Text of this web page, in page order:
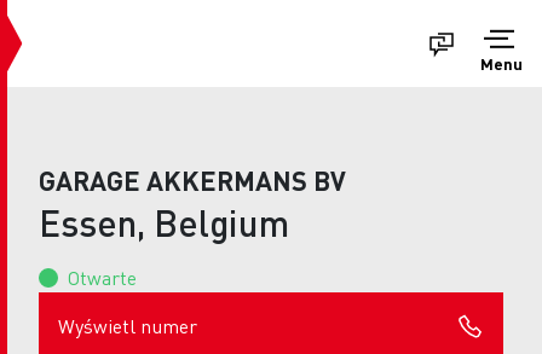
Menu
GARAGE AKKERMANS BV
Essen, Belgium
Otwarte
Wyświetl numer